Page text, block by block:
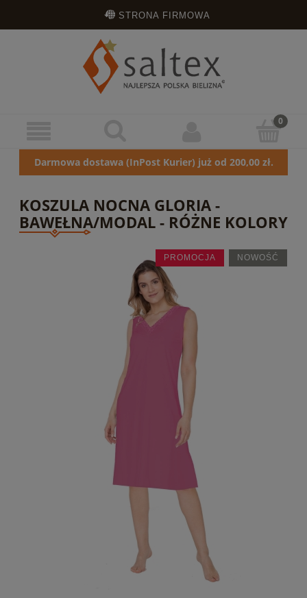
STRONA FIRMOWA
ZAREJESTRUJ SIĘ ZALOGUJ SIĘ
Darmowa dostawa (InPost Kurier) już od 200,00 zł.
KOSZULA NOCNA GLORIA -
BAWEŁNA/MODAL - RÓŻNE KOLORY
PROMOCJA NOWOŚĆ